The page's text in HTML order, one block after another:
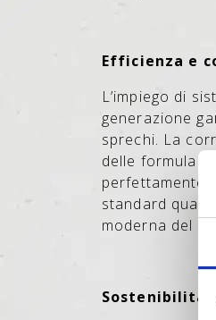
Efficienza e
L’impiego di
generazione
sprechi. La
delle
perfettamente
standard
moderna del
Sostenibilità